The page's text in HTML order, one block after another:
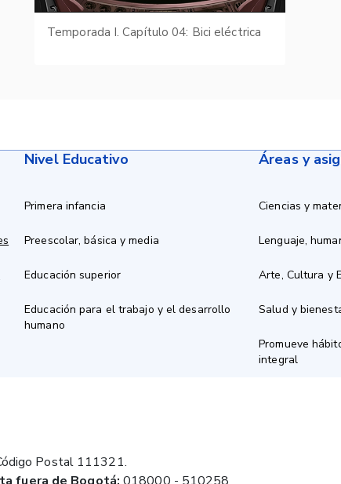
Temporada I. Capítulo 04: Bici eléctrica
Nivel Educativo
Primera infancia
Preescolar, básica y media
Educación superior
Educación para el trabajo y el desarrollo
humano
Áreas y
Ciencias y
Lenguaje,
Arte, Cultura y
Salud y
Promueve
integral
Postal 111321.